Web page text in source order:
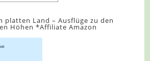
platten Land – Ausflüge zu den
Höhen *Affiliate Amazon